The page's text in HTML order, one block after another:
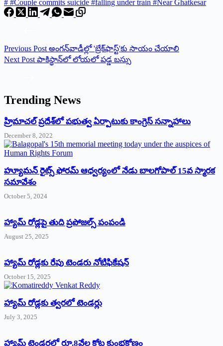
# #Couple commits suicide #falling under train #Near Ghatkesar
Previous Post అంగన్‌వాడీల్లో 'బ్రేక్‌ఫాస్ట్'కు సాయం చేయాలి
Next Post పాకిస్థాన్‌లో లోయలో పడ్డ బస్సు
Trending News
‌హ్రిమాచల్‌ ‌ప్రదేశ్‌లో పభుత్వ ఏర్పాటుకు కాంగ్రెస్‌ ‌సన్నాహాలు
December 8, 2022
హ్యూమన్‌ రైట్స్‌ ఫోరమ్‌ ఆధ్వర్యంలో నేడు బాలగోపాల్‌ 15వ స్మారక
సమావేశం
October 5, 2024
హ్యామ్‌ రోడ్లపై తుది ప్రపోజల్స్‌ పంపండి
August 25, 2025
హ్యామ్‌ రోడ్లకు రేపు టెండరు నోటిఫికేషన్‌
October 15, 2025
హ్యామ్‌ రోడ్లకు త్వరలో టెండర్లు
July 3, 2025
హ్యామ్‌ ‌టెండర్లలో రూ.8వేల కోట్ల కుంభకోణం